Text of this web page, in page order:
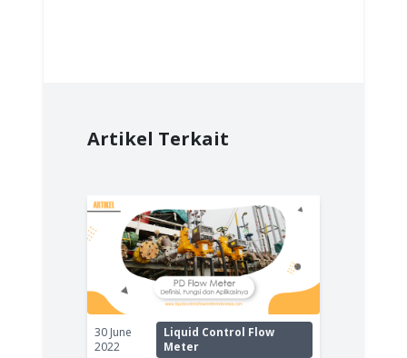
Artikel Terkait
30 June
2022
Liquid Control Flow
Meter